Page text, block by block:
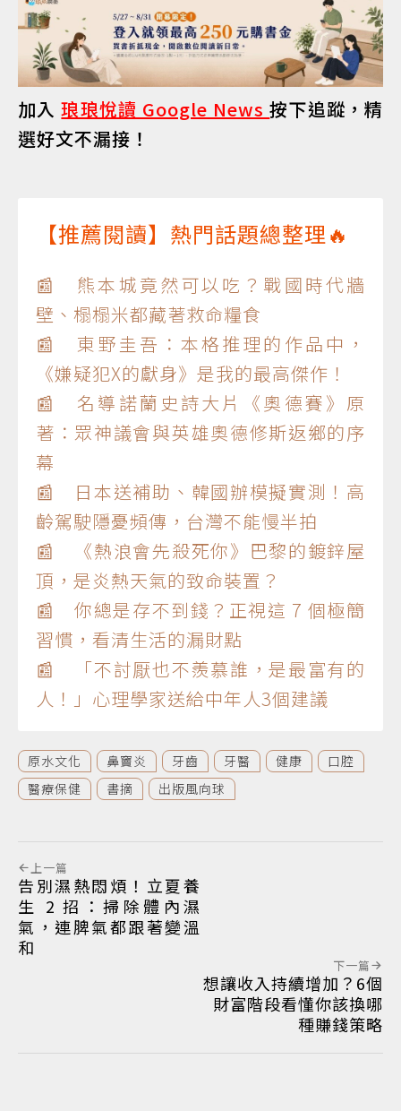
加入琅琅悅讀 Google News按下追蹤，精
選好文不漏接！
【推薦閱讀】熱門話題總整理🔥
📰 熊本城竟然可以吃？戰國時代牆
壁、榻榻米都藏著救命糧食
📰 東野圭吾：本格推理的作品中，
《嫌疑犯X的獻身》是我的最高傑作！
📰 名導諾蘭史詩大片《奧德賽》原
著：眾神議會與英雄奧德修斯返鄉的序
幕
📰 日本送補助、韓國辦模擬實測！高
齡駕駛隱憂頻傳，台灣不能慢半拍
📰 《熱浪會先殺死你》巴黎的鍍鋅屋
頂，是炎熱天氣的致命裝置？
📰 你總是存不到錢？正視這 7 個極簡
習慣，看清生活的漏財點
📰 「不討厭也不羨慕誰，是最富有的
人！」心理學家送給中年人3個建議
原水文化 鼻竇炎 牙齒 牙醫 健康
口腔
醫療保健
書摘 出版風向球
上一篇
告別濕熱悶煩！立夏養
生 2 招：掃除體內濕
氣，連脾氣都跟著變溫
和
下一篇
想讓收入持續增加？6個
財富階段看懂你該換哪
種賺錢策略